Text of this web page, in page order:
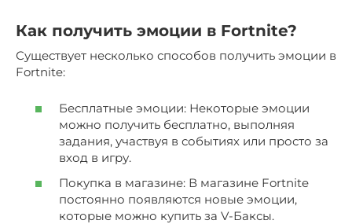
Как получить эмоции в Fortnite?
Существует несколько способов получить эмоции в
Fortnite:
Бесплатные эмоции: Некоторые эмоции
можно получить бесплатно, выполняя
задания, участвуя в событиях или просто за
вход в игру.
Покупка в магазине: В магазине Fortnite
постоянно появляются новые эмоции,
которые можно купить за V-Баксы.